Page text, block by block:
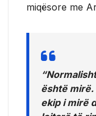
miqësore me
është mirë.
ekip i mirë